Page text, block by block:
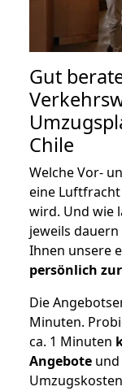
Gut
Chile
Welche Vor-
eine
wird. Und wie
jeweils
Ihnen unsere
persönlich
Die
Minuten.
ca. 1 Minuten
Angebote und